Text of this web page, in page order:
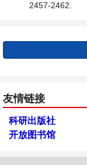
2457-2462.
友情链接
科研出版社
开放图书馆